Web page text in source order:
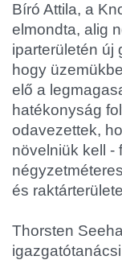
Bíró Attila, a
elmondta, alig
iparterületén új
hogy
elő a
hatékonyság
odavezettek,
növelniük kell -
és
Thorsten